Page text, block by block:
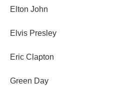
Elton John
Elvis Presley
Eric Clapton
Green Day